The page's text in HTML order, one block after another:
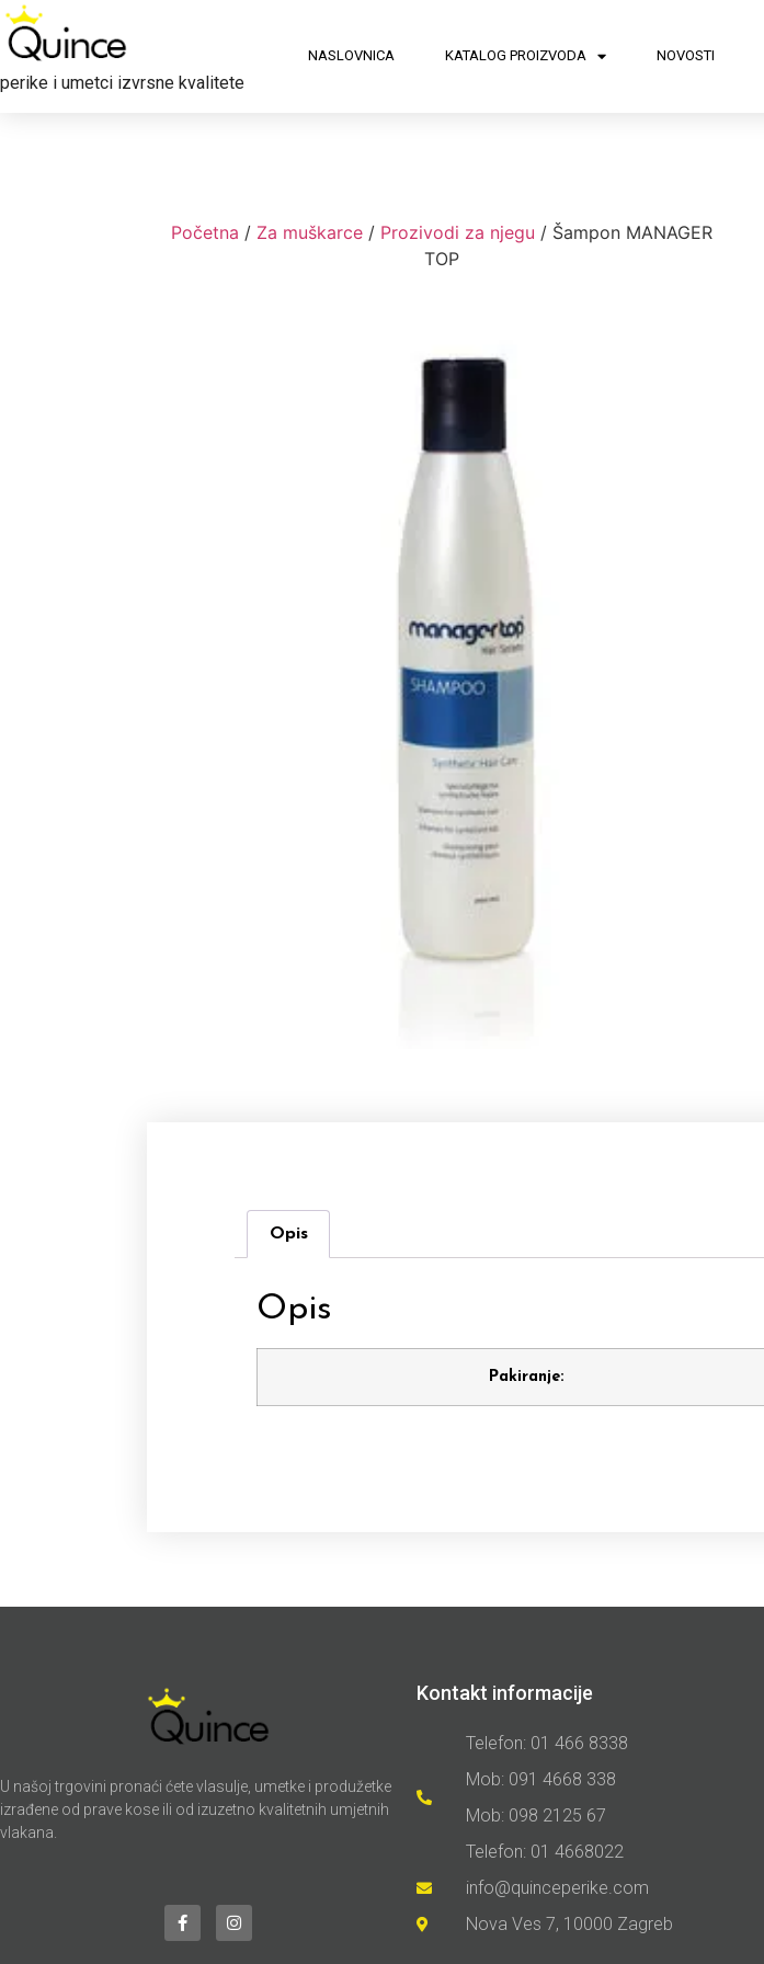
perike i umetci izvrsne kvalitete
NASLOVNICA KATALOG PROIZVODA NOVOSTI
Početna / Za muškarce / Prozivodi za njegu / Šampon MANAGER
TOP
Opis
Opis
Pakiranje:
U našoj trgovini pronaći ćete vlasulje, umetke i produžetke
izrađene od prave kose ili od izuzetno kvalitetnih umjetnih
vlakana.
Kontakt informacije
Telefon: 01 466 8338
Mob: 091 4668 338
Mob: 098 2125 67
Telefon: 01 4668022
info@quinceperike.com
Nova Ves 7, 10000 Zagreb